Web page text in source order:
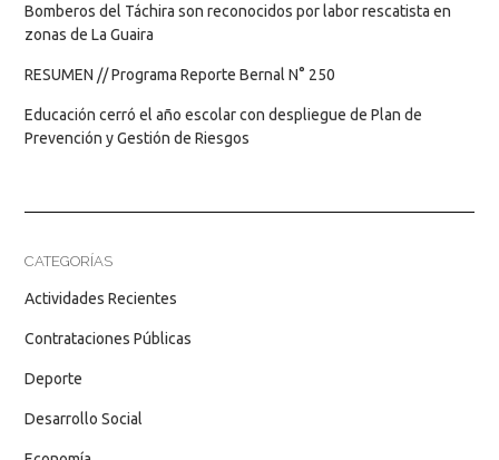
Bomberos del Táchira son reconocidos por labor rescatista en
zonas de La Guaira
RESUMEN // Programa Reporte Bernal N° 250
Educación cerró el año escolar con despliegue de Plan de
Prevención y Gestión de Riesgos
CATEGORÍAS
Actividades Recientes
Contrataciones Públicas
Deporte
Desarrollo Social